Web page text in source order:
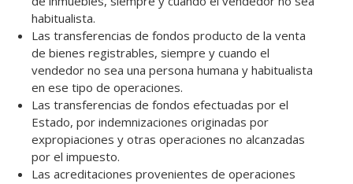
habitualista.
Las transferencias de fondos producto de la venta
de bienes registrables, siempre y cuando el
vendedor no sea una persona humana y habitualista
en ese tipo de operaciones.
Las transferencias de fondos efectuadas por el
Estado, por indemnizaciones originadas por
expropiaciones y otras operaciones no alcanzadas
por el impuesto.
Las acreditaciones provenientes de operaciones